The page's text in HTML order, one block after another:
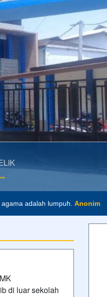
di luar sekolah
Dilihat 369 kali
2026
Masuk